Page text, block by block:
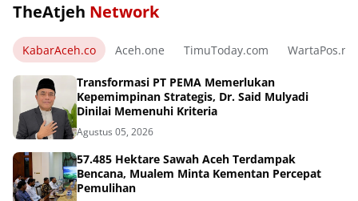
TheAtjeh Network
KabarAceh.co Aceh.one TimuToday.com WartaPos.net
Transformasi PT PEMA Memerlukan
Kepemimpinan Strategis, Dr. Said Mulyadi
Dinilai Memenuhi Kriteria
Agustus 05, 2026
57.485 Hektare Sawah Aceh Terdampak
Bencana, Mualem Minta Kementan Percepat
Pemulihan